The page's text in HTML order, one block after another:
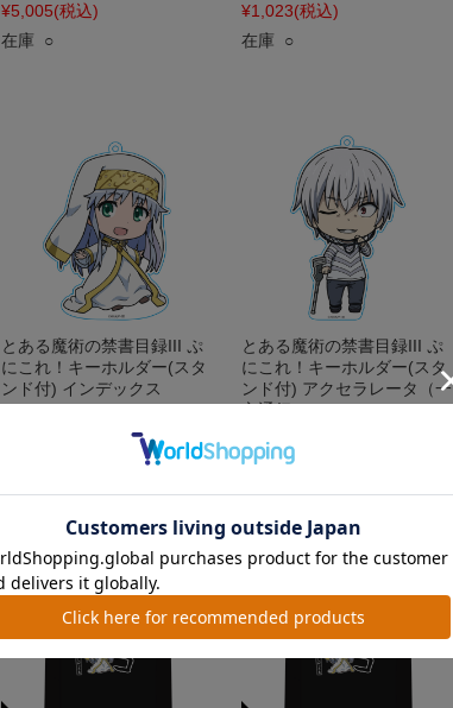
¥5,005(税込)
在庫 ○
¥1,023(税込)
在庫 ○
とある魔術の禁書目録III ぷ
にこれ！キーホルダー(スタ
ンド付) インデックス
とある魔術の禁書目録III ぷ
にこれ！キーホルダー(スタ
ンド付) アクセラレータ（一
方通行）
¥1,023
在庫 ○